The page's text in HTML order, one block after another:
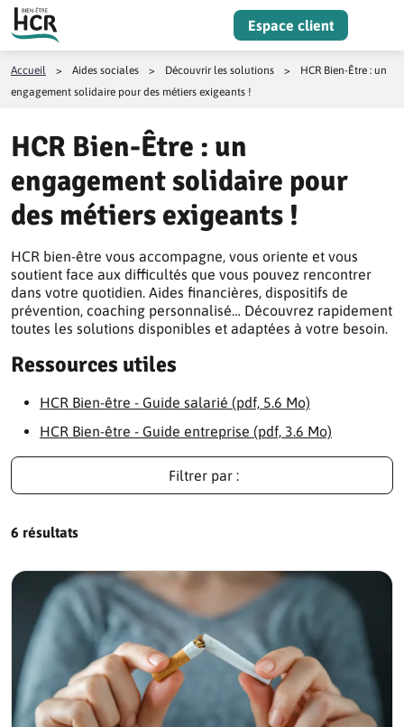
Aller au contenu
Espace client
Accueil > Aides sociales > Découvrir les solutions >
HCR Bien-Être : un
engagement solidaire pour des métiers exigeants !
HCR Bien-Être : un
engagement solidaire pour
des métiers exigeants !
HCR bien-être vous accompagne, vous oriente et vous
soutient face aux difficultés que vous pouvez rencontrer
dans votre quotidien. Aides financières, dispositifs de
prévention, coaching personnalisé… Découvrez rapidement
toutes les solutions disponibles et adaptées à votre besoin.
Ressources utiles
HCR Bien-être - Guide salarié (pdf, 5.6 Mo)
HCR Bien-être - Guide entreprise (pdf, 3.6 Mo)
Filtrer par :
6 résultats